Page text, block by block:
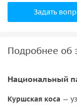
Задать
Подробнее об
Национальный
Куршская коса —